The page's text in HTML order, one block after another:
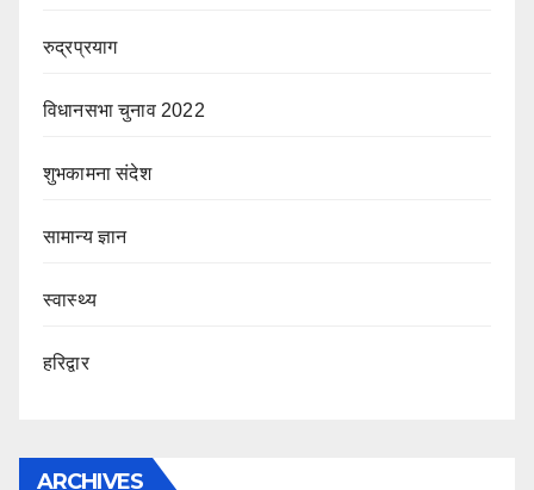
रुद्रप्रयाग
विधानसभा चुनाव 2022
शुभकामना संदेश
सामान्य ज्ञान
स्वास्थ्य
हरिद्वार
ARCHIVES